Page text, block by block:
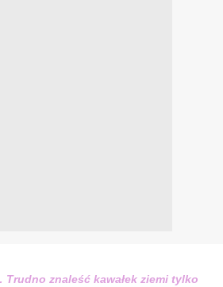
znaleść kawałek ziemi tylko